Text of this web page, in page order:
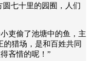
七十里的园囿，人们
吏偷了池塘中的鱼，主
的猎场，是和百姓共同
吝惜的呢！ ”